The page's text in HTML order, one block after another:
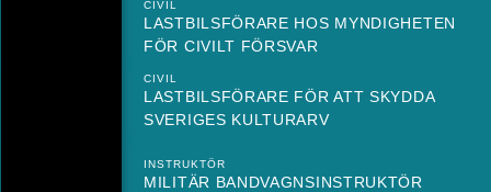
CIVIL
LASTBILSFÖRARE HOS MYNDIGHETEN
FÖR CIVILT FÖRSVAR
CIVIL
LASTBILSFÖRARE FÖR ATT SKYDDA
SVERIGES KULTURARV
INSTRUKTÖR
MILITÄR BANDVAGNSINSTRUKTÖR